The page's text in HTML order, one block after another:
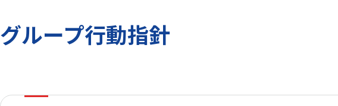
グループ行動指針